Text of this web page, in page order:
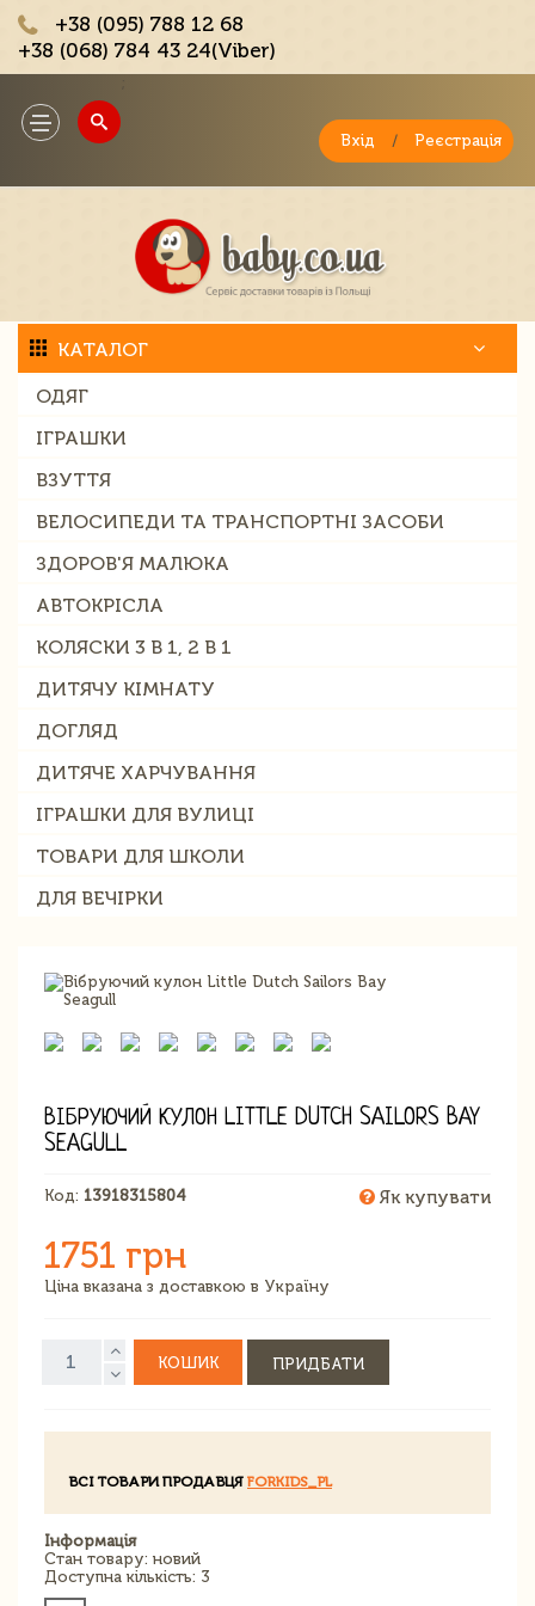
+38 (095) 788 12 68
+38 (068) 784 43 24(Viber)
Toggle
navigation
Вхід / Реєстрація
КАТАЛОГ
ОДЯГ
ІГРАШКИ
ВЗУТТЯ
ВЕЛОСИПЕДИ ТА ТРАНСПОРТНІ ЗАСОБИ
ЗДОРОВ'Я МАЛЮКА
АВТОКРІСЛА
КОЛЯСКИ 3 В 1, 2 В 1
ДИТЯЧУ КІМНАТУ
ДОГЛЯД
ДИТЯЧЕ ХАРЧУВАННЯ
ІГРАШКИ ДЛЯ ВУЛИЦІ
ТОВАРИ ДЛЯ ШКОЛИ
ДЛЯ ВЕЧІРКИ
ВІБРУЮЧИЙ КУЛОН LITTLE DUTCH SAILORS BAY
SEAGULL
Код: 13918315804 Як купувати
1751 грн
Ціна вказана з доставкою в Україну
КОШИК ПРИДБАТИ
ВСІ ТОВАРИ ПРОДАВЦЯ FORKIDS_PL
Інформація
Стан товару: новий
Доступна кількість: 3